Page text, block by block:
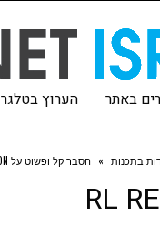
באתר הערוץ
בתכנות » הסבר קל ופשוט על REINFORCEMENT LEARNING
RL